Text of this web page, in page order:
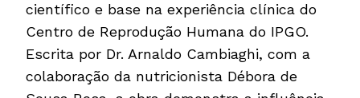
científico e base na experiência clínica do
Centro de Reprodução Humana do IPGO.
Escrita por Dr. Arnaldo Cambiaghi, com a
colaboração da nutricionista Débora de